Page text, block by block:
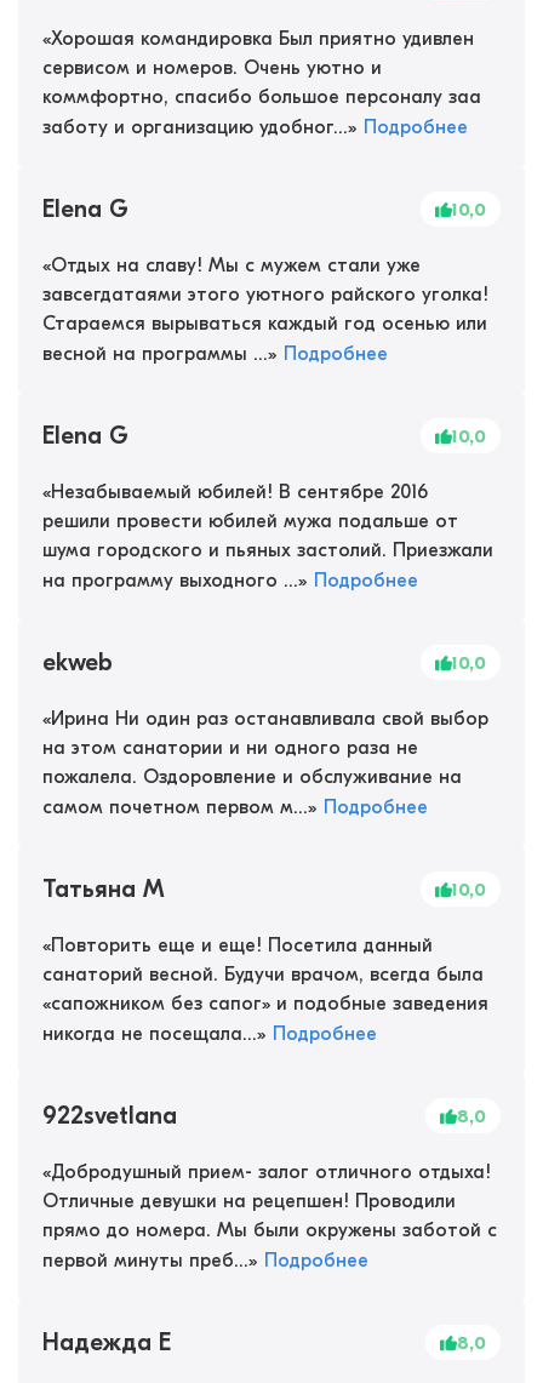
«Хорошая командировка Был приятно удивлен
сервисом и номеров. Очень уютно и
коммфортно, спасибо большое персоналу заа
заботу и организацию удобног...» Подробнее
Elena G 10,0
«Отдых на славу! Мы с мужем стали уже
завсегдатаями этого уютного райского уголка!
Стараемся вырываться каждый год осенью или
весной на программы ...» Подробнее
Elena G 10,0
«Незабываемый юбилей! В сентябре 2016
решили провести юбилей мужа подальше от
шума городского и пьяных застолий. Приезжали
на программу выходного ...» Подробнее
ekweb 10,0
«Ирина Ни один раз останавливала свой выбор
на этом санатории и ни одного раза не
пожалела. Оздоровление и обслуживание на
самом почетном первом м...» Подробнее
Татьяна М 10,0
«Повторить еще и еще! Посетила данный
санаторий весной. Будучи врачом, всегда была
«сапожником без сапог» и подобные заведения
никогда не посещала...» Подробнее
922svetlana 8,0
«Добродушный прием- залог отличного отдыха!
Отличные девушки на рецепшен! Проводили
прямо до номера. Мы были окружены заботой с
первой минуты преб...» Подробнее
Надежда Е 8,0